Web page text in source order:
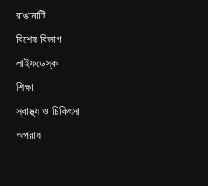
রাঙামাটি
বিশেষ বিভাগ
লাইফডেস্ক
শিক্ষা
স্বাস্থ্য ও চিকিৎসা
অপরাধ